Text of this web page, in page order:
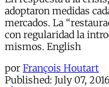
adoptaron medidas
mercados. La
con regularidad la
mismos. English
por François Houtart
Published: July 07,